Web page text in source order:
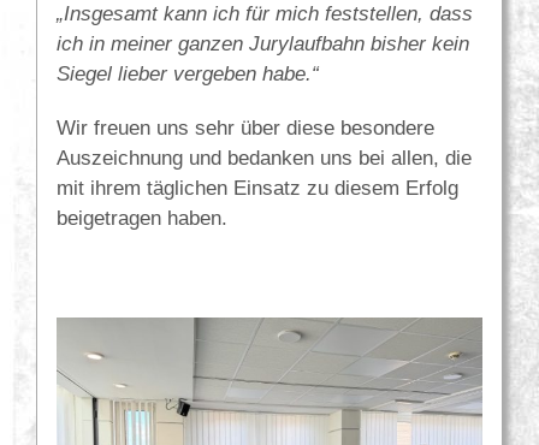
„Insgesamt kann ich für mich feststellen, dass
ich in meiner ganzen Jurylaufbahn bisher kein
Siegel lieber vergeben habe.“
Wir freuen uns sehr über diese besondere
Auszeichnung und bedanken uns bei allen, die
mit ihrem täglichen Einsatz zu diesem Erfolg
beigetragen haben.